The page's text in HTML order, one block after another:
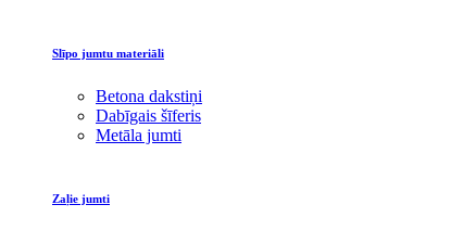
Slīpo jumtu materiāli
Betona dakstiņi
Dabīgais šīferis
Metāla jumti
Zaļie jumti